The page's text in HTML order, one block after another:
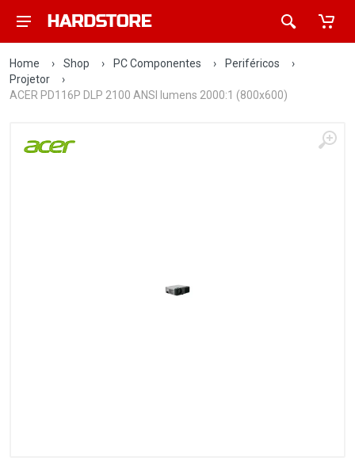
Home › Shop › PC Componentes › Periféricos
›
Projetor
›
ACER PD116P DLP 2100 ANSI lumens 2000:1 (800x600)